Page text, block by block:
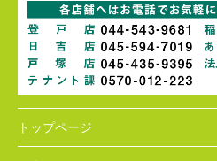
トップページ